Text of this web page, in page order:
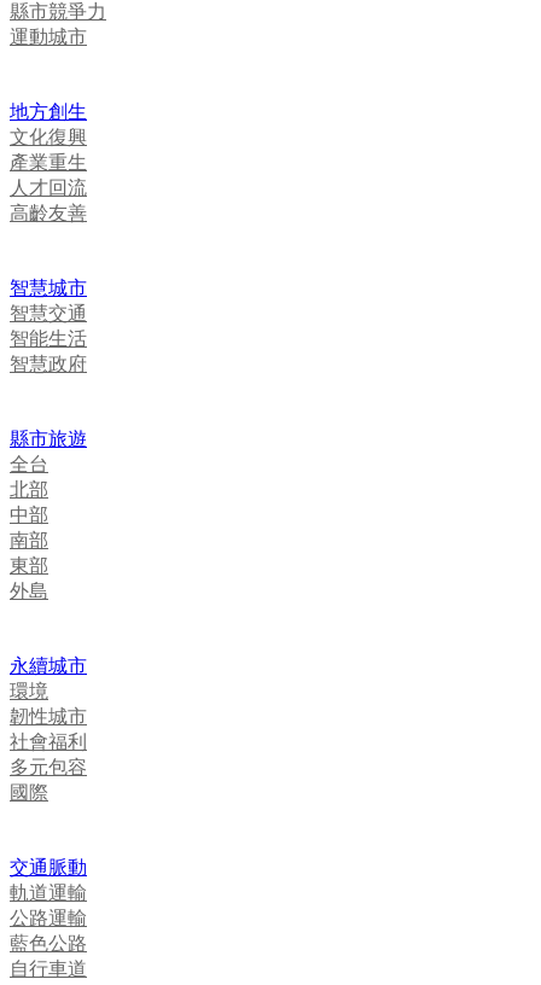
縣市競爭力
運動城市
地方創生
文化復興
產業重生
人才回流
高齡友善
智慧城市
智慧交通
智能生活
智慧政府
縣市旅遊
全台
北部
中部
南部
東部
外島
永續城市
環境
韌性城市
社會福利
多元包容
國際
交通脈動
軌道運輸
公路運輸
藍色公路
自行車道